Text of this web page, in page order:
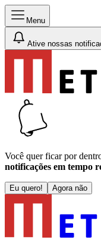
Menu
Ative nossas
Você quer ficar por
notificações em tempo
Eu quero! Agora não